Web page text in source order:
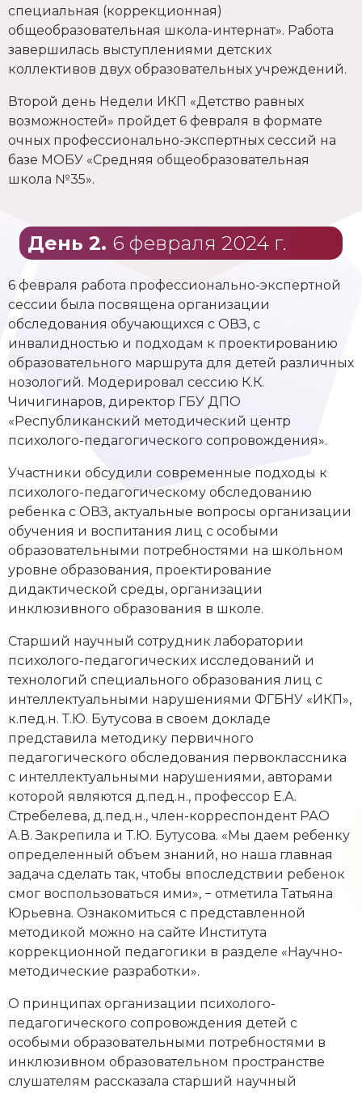
специальная (коррекционная)
общеобразовательная школа-интернат». Работа
завершилась выступлениями детских
коллективов двух образовательных учреждений.
Второй день Недели ИКП «Детство равных
возможностей» пройдет 6 февраля в формате
очных профессионально-экспертных сессий на
базе МОБУ «Средняя общеобразовательная
школа №35».
День 2. 6 февраля 2024 г.
6 февраля работа профессионально-экспертной
сессии была посвящена организации
обследования обучающихся с ОВЗ, с
инвалидностью и подходам к проектированию
образовательного маршрута для детей различных
нозологий. Модерировал сессию К.К.
Чичигинаров, директор ГБУ ДПО
«Республиканский методический центр
психолого-педагогического сопровождения».
Участники обсудили современные подходы к
психолого-педагогическому обследованию
ребенка с ОВЗ, актуальные вопросы организации
обучения и воспитания лиц с особыми
образовательными потребностями на школьном
уровне образования, проектирование
дидактической среды, организации
инклюзивного образования в школе.
Старший научный сотрудник лаборатории
психолого-педагогических исследований и
технологий специального образования лиц с
интеллектуальными нарушениями ФГБНУ «ИКП»,
к.пед.н. Т.Ю. Бутусова в своем докладе
представила методику первичного
педагогического обследования первоклассника
с интеллектуальными нарушениями, авторами
которой являются д.пед.н., профессор Е.А.
Стребелева, д.пед.н., член-корреспондент РАО
А.В. Закрепила и Т.Ю. Бутусова. «Мы даем ребенку
определенный объем знаний, но наша главная
задача сделать так, чтобы впоследствии ребенок
смог воспользоваться ими», − отметила Татьяна
Юрьевна. Ознакомиться с представленной
методикой можно на сайте Института
коррекционной педагогики в разделе «Научно-
методические разработки».
О принципах организации психолого-
педагогического сопровождения детей с
особыми образовательными потребностями в
инклюзивном образовательном пространстве
слушателям рассказала старший научный